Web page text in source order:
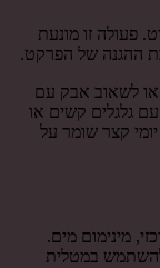
פעולה זו מונעת
ההגנה של הפרקט.
לשאוב אבק עם
גלגלים קשים או
קצר שומר על
מינימום מים.
להשתמש במטלית